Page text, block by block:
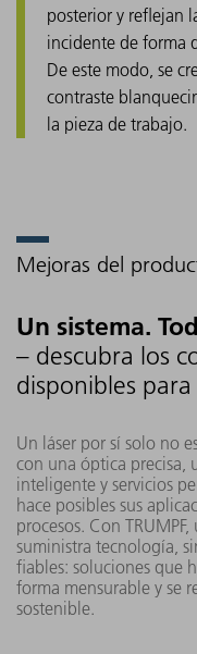
posterior y reflejan
incidente de forma
De este modo, se
contraste
la pieza de trabajo.
Mejoras del
Un sistema.
– descubra los
disponibles
Un láser por sí solo no
con una óptica precisa,
inteligente y servicios
hace posibles sus
procesos. Con
suministra tecnología,
fiables: soluciones que
forma mensurable y se
sostenible.